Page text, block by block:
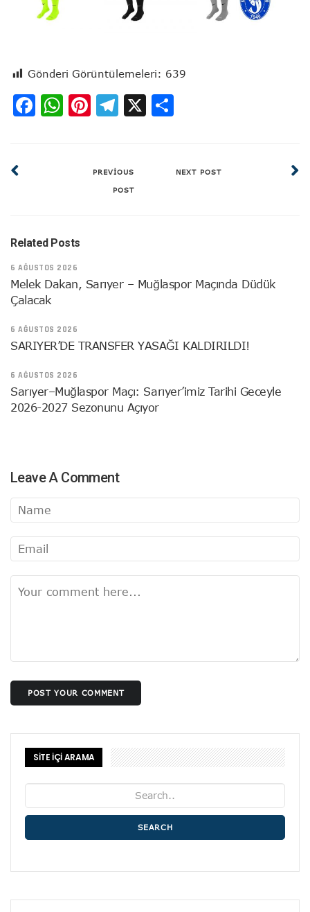
Gönderi Görüntülemeleri: 639
Facebook
WhatsApp
Pinterest
Telegram
X
PREVIOUS
POST
NEXT POST
Related Posts
6 AĞUSTOS 2026
Melek Dakan, Sarıyer – Muğlaspor Maçında Düdük
Çalacak
6 AĞUSTOS 2026
SARIYER’DE TRANSFER YASAĞI KALDIRILDI!
6 AĞUSTOS 2026
Sarıyer–Muğlaspor Maçı: Sarıyer’imiz Tarihi Geceyle
2026-2027 Sezonunu Açıyor
Leave A Comment
POST YOUR COMMENT
SİTE İÇİ ARAMA
SEARCH